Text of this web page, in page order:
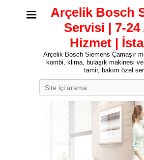
Arçelik Bosch
Servisi | 7-24
Hizmet |
Arçelik Bosch Siemens Çamaşır
kombi, klima, bulaşık makinesi
tamir, bakım özel